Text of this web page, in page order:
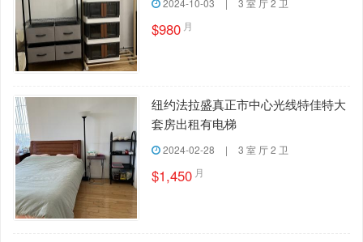
$980 月
纽约法拉盛真正市中心光线特佳特大
套房出租有电梯
2024-02-28 | 3 室 厅 2 卫
$1,450 月